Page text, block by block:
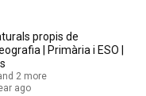
propis de
| Primària i ESO |
2 more
ago